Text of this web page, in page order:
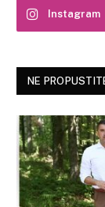
Instagram
NE